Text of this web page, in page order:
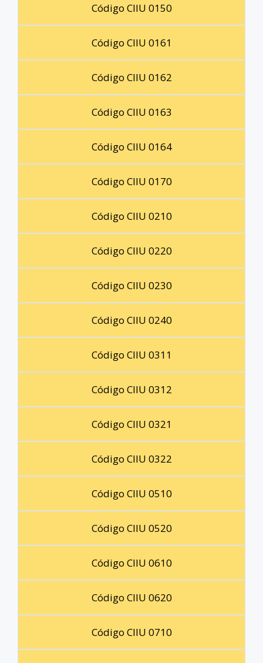
Código CIIU 0150
Código CIIU 0161
Código CIIU 0162
Código CIIU 0163
Código CIIU 0164
Código CIIU 0170
Código CIIU 0210
Código CIIU 0220
Código CIIU 0230
Código CIIU 0240
Código CIIU 0311
Código CIIU 0312
Código CIIU 0321
Código CIIU 0322
Código CIIU 0510
Código CIIU 0520
Código CIIU 0610
Código CIIU 0620
Código CIIU 0710